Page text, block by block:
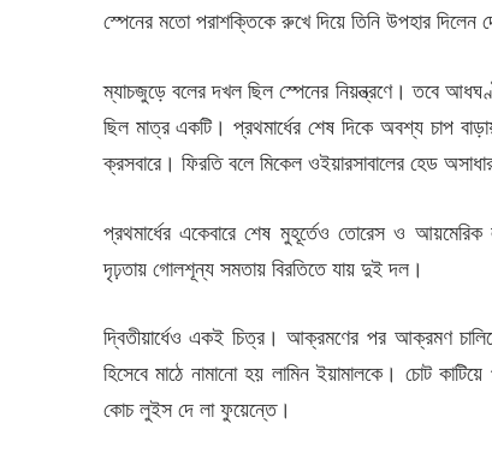
স্পেনের মতো পরাশক্তিকে রুখে দিয়ে তিনি উপহার
ম্যাচজুড়ে বলের দখল ছিল স্পেনের নিয়ন্ত্রণে। তবে
ছিল মাত্র একটি। প্রথমার্ধের শেষ দিকে অবশ্য চাপ
ক্রসবারে। ফিরতি বলে মিকেল ওইয়ারসাবালের হেড
প্রথমার্ধের একেবারে শেষ মুহূর্তেও তোরেস ও
দৃঢ়তায় গোলশূন্য সমতায় বিরতিতে যায় দুই দল।
দ্বিতীয়ার্ধেও একই চিত্র। আক্রমণের পর আক্রমণ
হিসেবে মাঠে নামানো হয় লামিন ইয়ামালকে। চোট
কোচ লুইস দে লা ফুয়েন্তে।